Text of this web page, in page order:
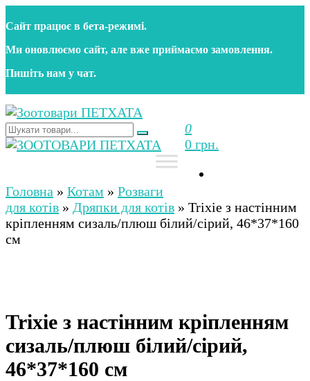
до
контенту
Сайт працює в бета‑режимі.
Ми оновлюємо сайт, але вже приймаємо замовлення.
Пишіть нам у чат.
Зоотовари ПЕТХАТА
Зоомагазин для собак та котів | Корм, іграшки,
аксесуари та догляд за тваринами. Доставка по
0
0 грн.
Зоомагазин для собак та котів | Корм, іграшки,
аксесуари та догляд за тваринами. Доставка по
Україні
Головна » Котам » Розваги
для котів » Дряпки для котів » Trixie з настінним
кріпленням сизаль/плюш білий/сірий, 46*37*160
см
Trixie з настінним кріпленням
сизаль/плюш білий/сірий,
46*37*160 см